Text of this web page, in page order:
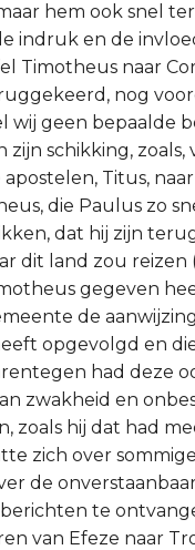
hem ook snel
en de invloed
Timotheus naar
nog
wij geen bepaalde
schikking,
Titus,
die Paulus zo
dat hij zijn
dit land zou reizen
gegeven
de
opgevolgd en
had deze
zwakheid en
zoals hij dat had
zich over
de
te
van Efeze naar